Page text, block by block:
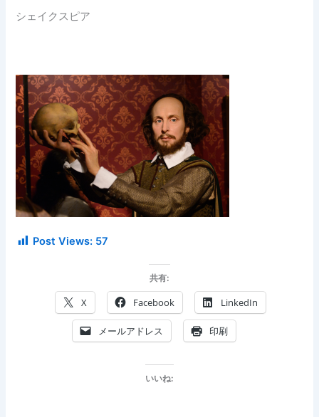
シェイクスピア
Post Views: 57
共有:
X Facebook LinkedIn
メールアドレス 印刷
いいね: